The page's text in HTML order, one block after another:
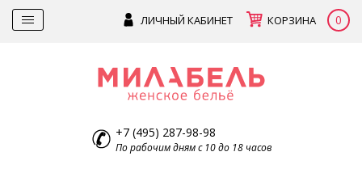
ЛИЧНЫЙ КАБИНЕТ КОРЗИНА 0
+7 (495) 287-98-98
По рабочим дням с 10 до 18 часов